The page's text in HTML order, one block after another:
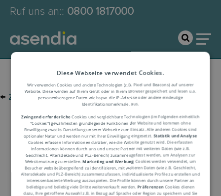
Ruf uns an:: 0800 1817000
← zur Glossar-Übersicht
Logistik-Glossar
Begriffserklärung
Diese Webseite verwendet Cookies.
Wir verwenden Cookies und andere Technologien (z.B. Pixel und Beacons) auf unserer
Website. Diese werden auf Ihrem Gerät oder in Ihrem Browser gespeichert und lesen u.a.
personenbezogene Daten wie bspw. die IP-Adresse oder andere eindeutige
Identifikationsmerkmale, aus.
Zwingend erforderlicheCookies und vergleichbare Technologien (im Folgenden einheitlich
"Cookies") gewährleisten grundlegende Funktionen der Website und kommen ohne
Einwilligung zwecks Darstellung unserer Webseite zum Einsatz. Alle anderen Cookies sind
optionaler Natur und werden nur mit Ihrer Einwilligung eingesetzt.Statistik und Analyse
Cookies erfassen Informationen darüber, wie die Website genutzt wird. Die erfassten
Informationen können durch uns und unsere Partner mit weiteren Daten (wie z.B.
Geschlecht, Altersdekade und PLZ-Bereich) zusammengefasst werden, um Analysen zur
Websitenutzung zu erstellen.Marketing und Werbung Cookies werden verwendet, um
Besucher websiteübergreifend zu identifizieren, mit weiteren Daten (wie z.B. Geschlecht,
Altersdekade und PLZ-Bereich) zusammenzufassen, individualisierte Profile zu erstellen und
interessenbasierte Werbung auszuspielen. Die Profile können durch unsere Partner an
beliebige und beliebig viele Dritte weiterverkauft werden.PräferenzenCookies dienen
dazu, Ihre getroffene Auswahl z.B. in Bezug auf Sprache oder Region zu speichern und Sie